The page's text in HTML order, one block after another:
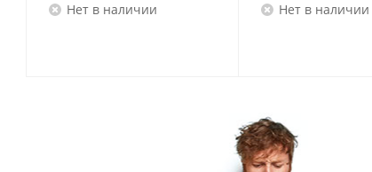
Нет в наличии Нет в наличии